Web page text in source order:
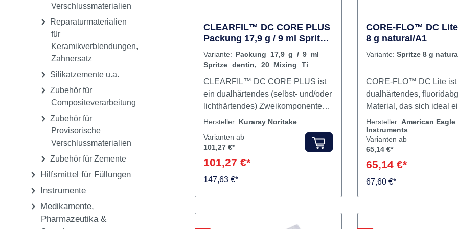
Provisorische
Verschlussmaterialien
Reparaturmaterialien
für
Zahnersatz
Zubehör für
Compositeverarbeitung
Zubehör für
Verschlussmaterialien
Zubehör für Zemente
Hilfsmittel für Füllungen
Instrumente
Selbstadhäsiver Kunststoffzement
speziell für Zirkonoxid-
Giomer-Technologie Hohe
Haftfestigkeit, ohne dass eine
Grundierung erforderlich ist
Automix-Spritze & ideales Handling
Dual Cure – Schnelle und einfache
Reinigung Inhalt Kunststoffzement
CLEARFIL™ DC CORE PLUS
dentin, 20 Mixing Tips, 10
Front Tips L, 10 Front Tips S
Variante: Packung 17,9 g / 9 ml
Spritze dentin, 20 Mixing Tips,
10 Front Tips L, 10 Front Tips S
CLEARFIL™ DC CORE PLUS ist
lichthärtendes) Zweikomponenten-
Automix-Spritze. Die
selbsthärtende Eigenschaft dieses
schwerzugängliche Regionen im
Hersteller:
Kuraray Noritake
101,27 €*
101,27 €*
147,63 €*
Variante: Spritze 8 g
CORE-FLO™ DC Lite ist
dualhärtendes,
Material, das sich ideal
Stumpfaufbau, zur
Stiftzementierung und als
Ersatzmaterial Es
Radioopazität für gute
Instruments
65,14 €*
65,14 €*